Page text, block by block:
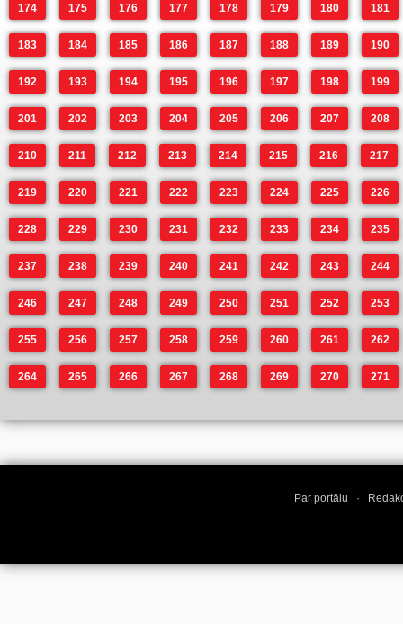
174 175 176 177 178 179 180 181
183 184 185 186 187 188 189 190
192 193 194 195 196 197 198 199
201 202 203 204 205 206 207 208
210 211 212 213 214 215 216 217
219 220 221 222 223 224 225 226
228 229 230 231 232 233 234 235
237 238 239 240 241 242 243 244
246 247 248 249 250 251 252 253
255 256 257 258 259 260 261 262
264 265 266 267 268 269 270 271
Par portālu ·